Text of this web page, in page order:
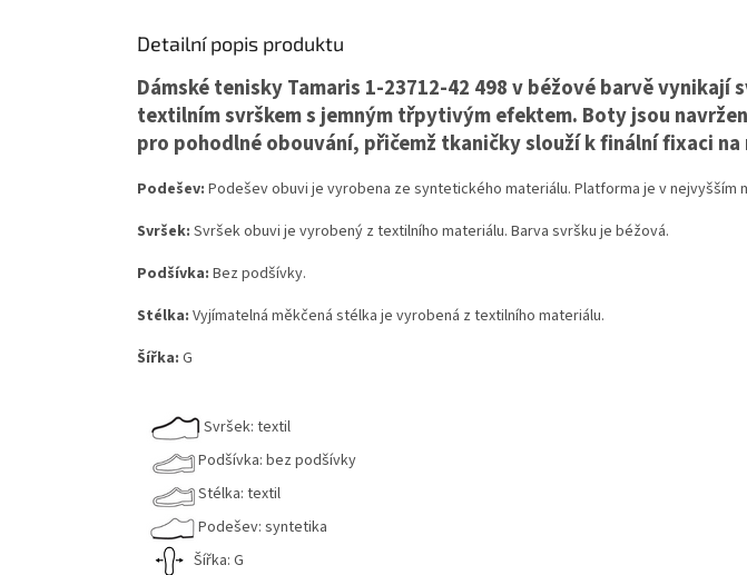
Detailní popis produktu
Dámské tenisky Tamaris 1-23712-42 498 v béžové barvě vynikají
textilním svrškem s jemným třpytivým efektem. Boty jsou
pro pohodlné obouvání, přičemž tkaničky slouží k finální fixaci na
Podešev: Podešev obuvi je vyrobena ze syntetického materiálu. Platforma je v nejvyšším
Svršek: Svršek obuvi je vyrobený z textilního materiálu. Barva svršku je béžová.
Podšívka: Bez podšívky.
Stélka: Vyjímatelná měkčená stélka je vyrobená z textilního materiálu.
Šířka: G
Svršek: textil
Podšívka: bez podšívky
Stélka: textil
Podešev: syntetika
Šířka: G